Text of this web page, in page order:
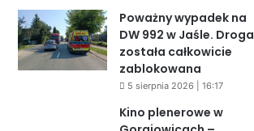
Poważny wypadek na
DW 992 w Jaśle. Droga
została całkowicie
zablokowana
5 sierpnia 2026 | 16:17
Kino plenerowe w